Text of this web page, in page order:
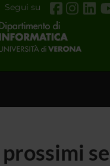
Segui su